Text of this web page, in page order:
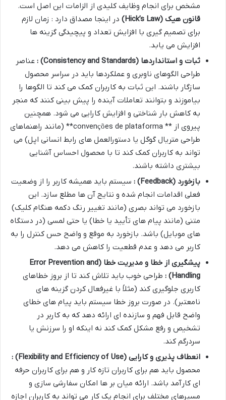
مشخص برای انجام وظایف کلیدی از الزامات این اصل است.
قانون هیک (Hick’s Law)
در اینجا مصداق دارد : زمان لازم
برای تصمیم گیری با افزایش تعداد و پیچیدگی گزینه ها
افزایش می یابد.
ثبات و استانداردها (Consistency and Standards)
: عناصر
طراحی الگوهای ناوبری و عملکردها باید در سراسر محصول
سازگار باشند. این ثبات به کاربران کمک می کند تا الگوها را
بیاموزند و بتوانند تعاملات آینده را پیش بینی کنند که منجر
به کاهش بار شناختی و افزایش کارایی می شود. همچنین
پیروی از ** convenções de plataforma** (مانند راهنماهای
طراحی متریال گوگل یا دستورالعمل های رابط انسانی اپل) می
تواند به کاربران کمک کند تا با محصول احساس آشنایی
بیشتری داشته باشند.
بازخورد (Feedback)
: سیستم باید همیشه کاربر را از وضعیت
فعلی اقدامات انجام شده و نتایج آن ها مطلع سازد. این
بازخورد می تواند بصری (مانند تغییر رنگ دکمه هنگام کلیک)
متنی (مانند پیام های تأیید یا خطا) یا حتی لمسی (در دستگاه
های موبایل) باشد. بازخورد به موقع و واضح حس کنترل را به
کاربر می دهد و عدم قطعیت را کاهش می دهد.
پیشگیری از خطا و مدیریت خطا (Error Prevention and
Handling)
: طراحی خوب باید تلاش کند تا از بروز خطاهای
کاربری جلوگیری کند (مثلاً با غیرفعال کردن گزینه های
نامعتبر). در صورت بروز خطا سیستم باید پیام های خطای
واضح قابل فهم و سازنده ای ارائه دهد که به کاربر در
تشخیص و رفع مشکل کمک کند نه اینکه او را سرزنش یا
سردرگم کند.
انعطاف پذیری و کارایی (Flexibility and Efficiency of Use)
:
محصول باید هم برای کاربران تازه کار و هم برای کاربران حرفه
ای کارآمد باشد. ارائه میان بر ها امکان سفارشی سازی و
مسیرهای مختلف برای انجام یک کار می تواند به کاربران اجازه